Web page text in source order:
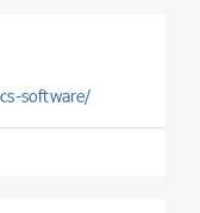
software/